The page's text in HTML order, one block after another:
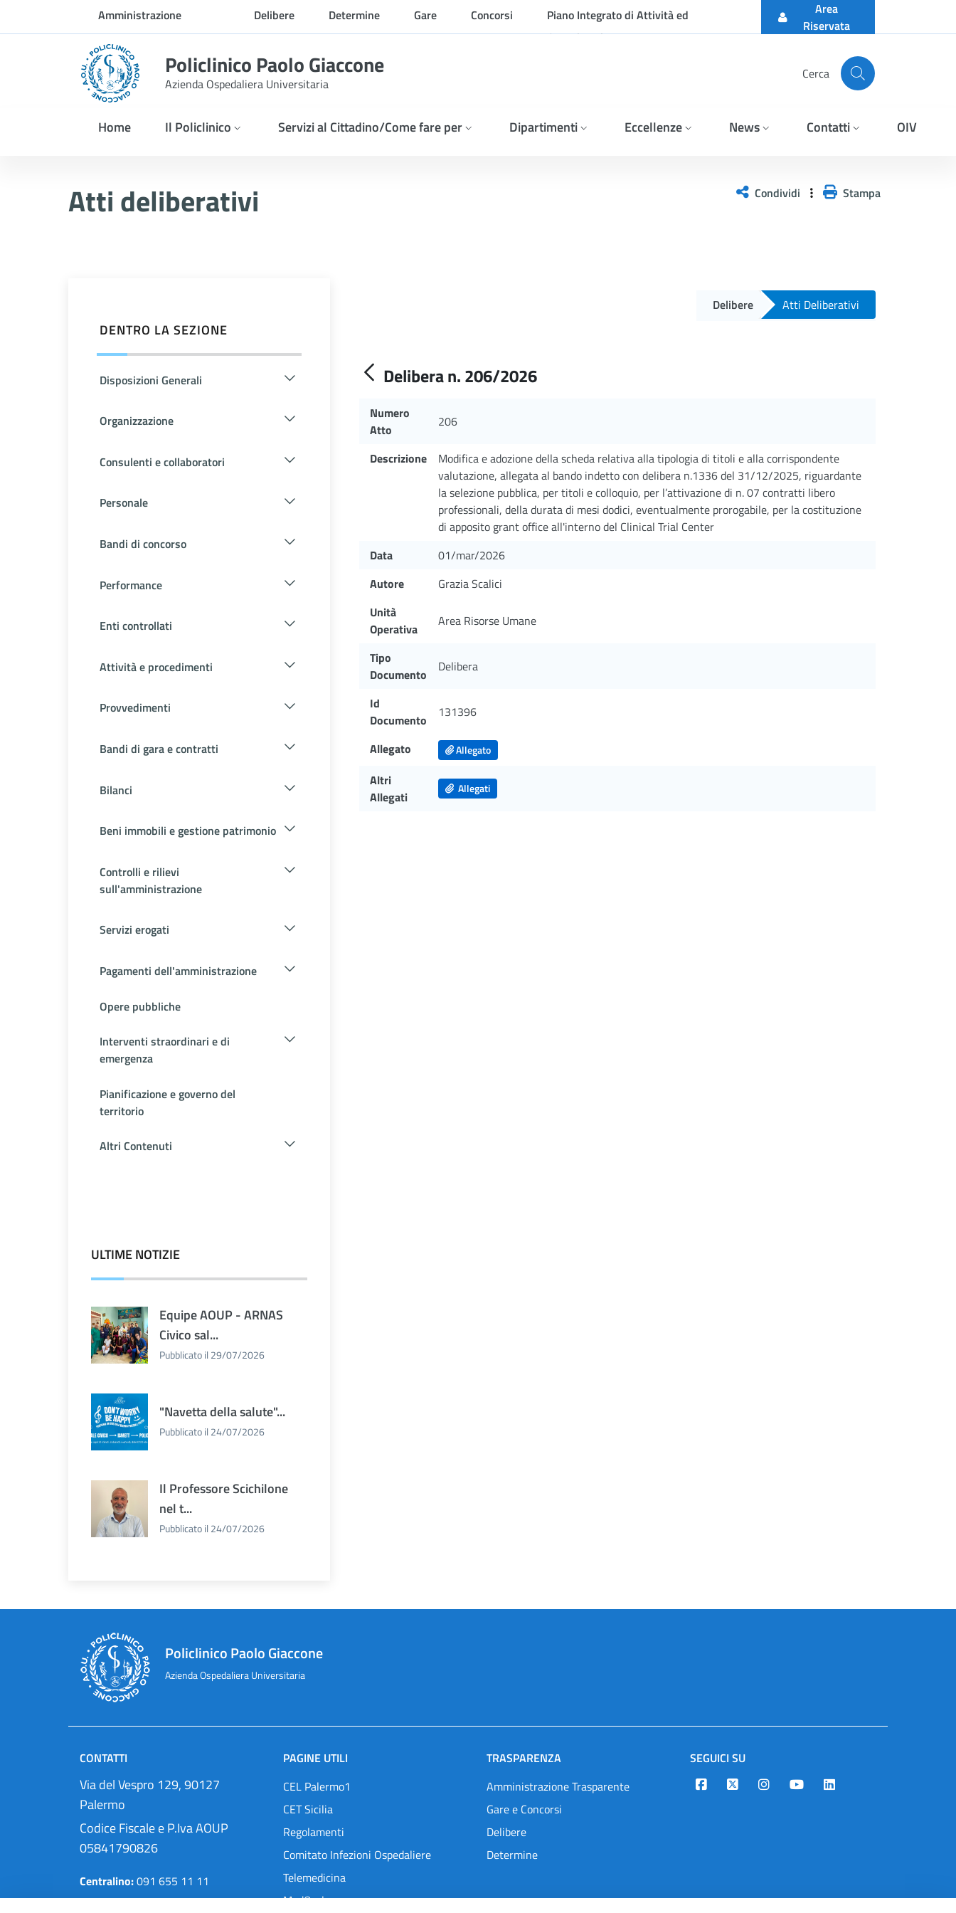
Skip to Main ContentAmministrazione
trasparente
Delibere Determine Gare Concorsi
Piano Integrato di Attività ed
Organizzazione
Area
Riservata
Policlinico Paolo Giaccone
Azienda Ospedaliera Universitaria
Cerca
Home Il Policlinico Servizi al Cittadino/Come fare per Dipartimenti Eccellenze News Contatti OIV
Atti deliberativi Condividi Stampa
DENTRO LA SEZIONE
Disposizioni Generali
Organizzazione
Consulenti e collaboratori
Personale
Bandi di concorso
Performance
Enti controllati
Attività e procedimenti
Provvedimenti
Bandi di gara e contratti
Bilanci
Beni immobili e gestione patrimonio
Controlli e rilievi
sull'amministrazione
Servizi erogati
Pagamenti dell'amministrazione
Opere pubbliche
Interventi straordinari e di
emergenza
Pianificazione e governo del
territorio
Altri Contenuti
ULTIME NOTIZIE
Equipe AOUP - ARNAS
Civico sal...
Pubblicato il 29/07/2026
"Navetta della salute"...
Pubblicato il 24/07/2026
Il Professore Scichilone
nel t...
Pubblicato il 24/07/2026
Delibere Atti Deliberativi
Delibera n. 206/2026
Numero
Atto
206
Descrizione
Modifica e adozione della scheda relativa alla tipologia di titoli e alla corrispondente
valutazione, allegata al bando indetto con delibera n.1336 del 31/12/2025, riguardante
la selezione pubblica, per titoli e colloquio, per l’attivazione di n. 07 contratti libero
professionali, della durata di mesi dodici, eventualmente prorogabile, per la costituzione
di apposito grant office all'interno del Clinical Trial Center
Data
01/mar/2026
Autore
Grazia Scalici
Unità
Operativa
Area Risorse Umane
Tipo
Documento
Delibera
Id
Documento
131396
Allegato Allegato
Altri
Allegati
Allegati
Policlinico Paolo Giaccone
Azienda Ospedaliera Universitaria
CONTATTI
Via del Vespro 129, 90127
Palermo
Codice Fiscale e P.Iva AOUP
05841790826
Centralino:091 655 11 11
Pec:protocollo@cert.policlinico.pa.it
PAGINE UTILI
CEL Palermo1
CET Sicilia
Regolamenti
Comitato Infezioni Ospedaliere
Telemedicina
MedOral
TRASPARENZA
Amministrazione Trasparente
Gare e Concorsi
Delibere
Determine
SEGUICI SU
Designers Italia
TwitterInstagramYoutubeLinkedin